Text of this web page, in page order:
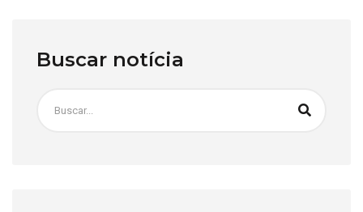
Buscar notícia